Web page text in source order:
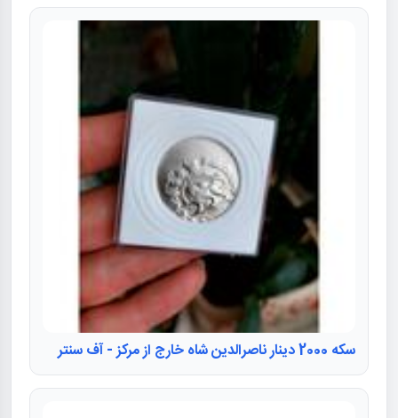
سکه 2000 دینار ناصرالدین شاه خارج از مرکز - آف سنتر